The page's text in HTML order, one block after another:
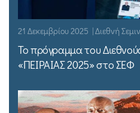
21 Δεκεμβρίου 2025 | Διεθνή
Το πρόγραμμα του
«ΠΕΙΡΑΙΑΣ 2025» στο ΣΕΦ